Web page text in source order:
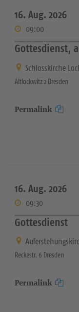
16. Aug. 2026
09:00
Gottesdienst,
Schlosskirche
Altlockwitz 2 Dresden
Permalink
16. Aug. 2026
09:30
Gottesdienst
Reckestr. 6 Dresden
Permalink